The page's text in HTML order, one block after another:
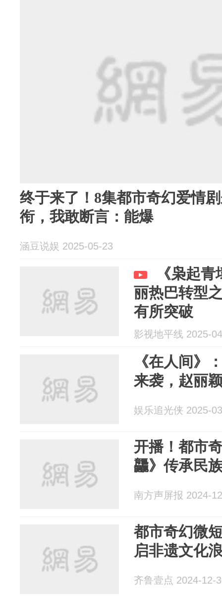
终于来了！8集都市奇幻爱情
衔，我敢断言：能爆
涵豆说娱 2025-05-23
《枭起
丽热巴转型
有所突破
影视地平线 2025-
《在人间》
来袭，赵丽
娱乐追光侠 2025-
开播！都市
龘》传承民
南方声屏报 2024-
都市奇幻微
启非遗文化
齐鲁壹点 2024-12-